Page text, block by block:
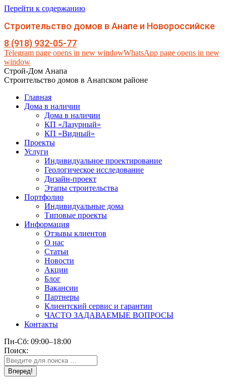
Перейти к содержанию
Строительство домов в Анапе и Новороссийске
8 (918) 932-05-77
Telegram page opens in new windowWhatsApp page opens in new
window
Строй-Дом Анапа
Строительство домов в Анапском районе
Главная
Дома в наличии
Дома в наличии
КП «Лазурный»
КП «Видный»
Проекты
Услуги
Индивидуальное проектирование
Геологическое исследование
Дизайн-проект
Этапы строительства
Портфолио
Индивидуальные дома
Типовые проекты
Информация
Отзывы клиентов
О нас
Статьи
Новости
Акции
Блог
Вакансии
Партнеры
Клиентский сервис и гарантии
ЧАСТО ЗАДАВАЕМЫЕ ВОПРОСЫ
Контакты
Пн-Сб: 09:00–18:00
Поиск: